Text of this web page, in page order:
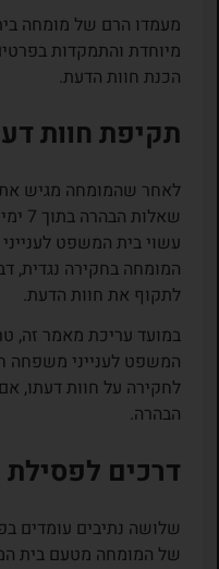
מעמדו הרם של מומחה
מיוחדת והתמקדות
הכנת חוות הדעת.
תקיפת חוות
לאחר שהמומחה מגיש את
עשוי בית המשפט
המומחה בחקירה נגדית,
לתקוף את חוות הדעת.
במועד עריכת מאמר זה,
המשפט לענייני משפחה
לחקירה על חוות דעתו,
הבהרה.
דרכים לפסילת
שלושה נתיבים עומדים
של המומחה מטעם בית